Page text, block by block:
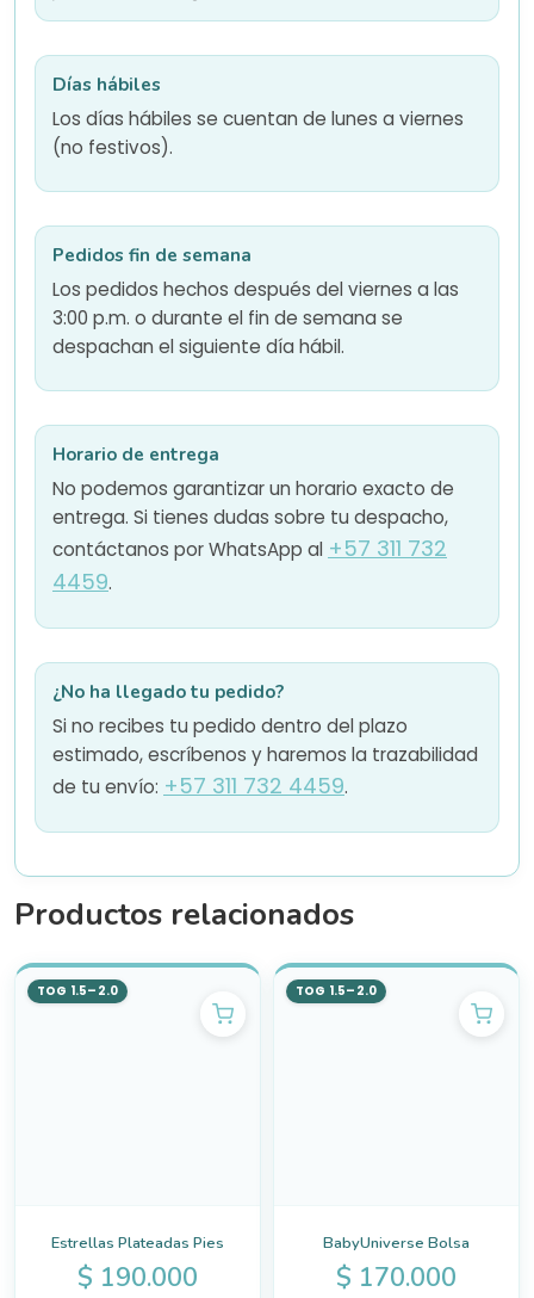
Días hábiles
Los días hábiles se cuentan de lunes a viernes
(no festivos).
Pedidos fin de semana
Los pedidos hechos después del viernes a las
3:00 p.m. o durante el fin de semana se
despachan el siguiente día hábil.
Horario de entrega
No podemos garantizar un horario exacto de
entrega. Si tienes dudas sobre tu despacho,
contáctanos por WhatsApp al +57 311 732
4459.
¿No ha llegado tu pedido?
Si no recibes tu pedido dentro del plazo
estimado, escríbenos y haremos la trazabilidad
de tu envío: +57 311 732 4459.
Productos relacionados
TOG 1.5–2.0
Estrellas Plateadas Pies
$ 190.000
TOG 1.5–2.0
BabyUniverse Bolsa
$ 170.000